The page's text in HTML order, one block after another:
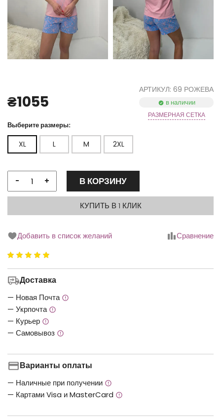
₴1055
АРТИКУЛ: 69 РОЖЕВА
в наличии
РАЗМЕРНАЯ СЕТКА
Выберите размеры:
XL L M 2XL
- + В КОРЗИНУ
КУПИТЬ В 1 КЛИК
Добавить в список желаний Сравнение
5.00
5
Доставка
— Новая Почта
— Укрпочта
— Курьер
— Самовывоз
Варианты оплаты
— Наличные при получении
— Картами Visa и MasterCard